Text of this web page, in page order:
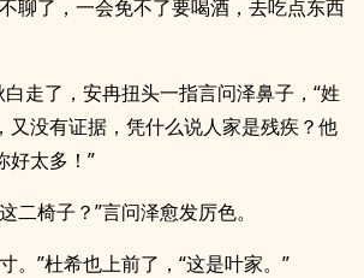
聊了，一会免不了要喝酒，去吃点东西
白走了，安冉扭头一指言问泽鼻子，“姓
又没有证据，凭什么说人家是残疾？他
好太多！”
二椅子？”言问泽愈发厉色。
。”杜希也上前了，“这是叶家。”